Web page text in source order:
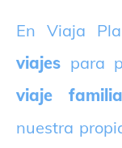
En Viaja
viajes para
viaje
nuestra